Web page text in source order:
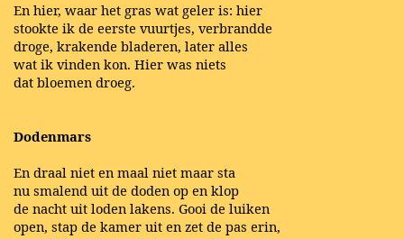
En hier, waar het gras wat geler is: hier
stookte ik de eerste vuurtjes, verbrandde
droge, krakende bladeren, later alles
wat ik vinden kon. Hier was niets
dat bloemen droeg.
Dodenmars
En draal niet en maal niet maar sta
nu smalend uit de doden op en klop
de nacht uit loden lakens. Gooi de luiken
open, stap de kamer uit en zet de pas erin,